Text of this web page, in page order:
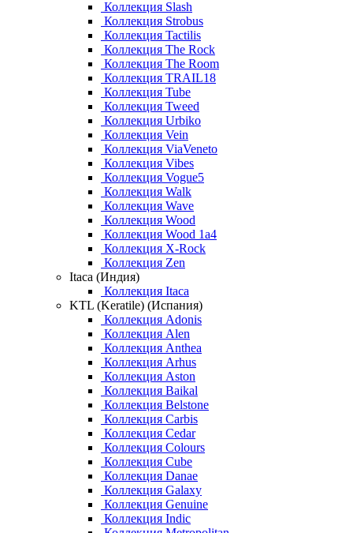
Коллекция Slash
Коллекция Strobus
Коллекция Tactilis
Коллекция The Rock
Коллекция The Room
Коллекция TRAIL18
Коллекция Tube
Коллекция Tweed
Коллекция Urbiko
Коллекция Vein
Коллекция ViaVeneto
Коллекция Vibes
Коллекция Vogue5
Коллекция Walk
Коллекция Wave
Коллекция Wood
Коллекция Wood 1a4
Коллекция X-Rock
Коллекция Zen
Itaca (Индия)
Коллекция Itaca
KTL (Keratile) (Испания)
Коллекция Adonis
Коллекция Alen
Коллекция Anthea
Коллекция Arhus
Коллекция Aston
Коллекция Baikal
Коллекция Belstone
Коллекция Carbis
Коллекция Cedar
Коллекция Colours
Коллекция Cube
Коллекция Danae
Коллекция Galaxy
Коллекция Genuine
Коллекция Indic